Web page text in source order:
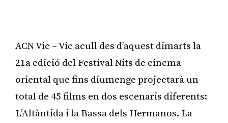
ACN Vic – Vic acull des d’aquest dimarts la
21a edició del Festival Nits de cinema
oriental que fins diumenge projectarà un
total de 45 films en dos escenaris diferents:
L’Altàntida i la Bassa dels Hermanos. La